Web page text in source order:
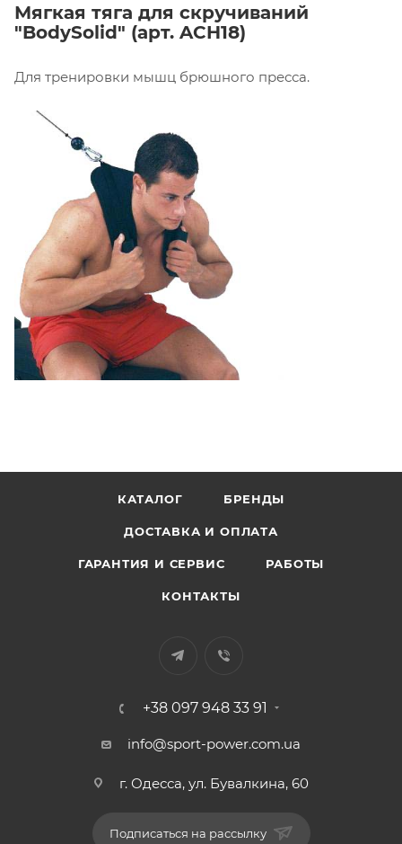
Мягкая тяга для скручиваний
"BodySolid" (арт. ACH18)
Для тренировки мышц брюшного пресса.
КАТАЛОГ БРЕНДЫ
ДОСТАВКА И ОПЛАТА
ГАРАНТИЯ И СЕРВИС РАБОТЫ
КОНТАКТЫ
+38 097 948 33 91
info@sport-power.com.ua
г. Одесса, ул. Бувалкина, 60
Подписаться на рассылку